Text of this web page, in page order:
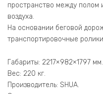
пространство между полом
воздуха.
На основании беговой
транспортировочные
Габариты: 2217×982×1797 мм.
Вес: 220 кг.
Производитель: SHUA.